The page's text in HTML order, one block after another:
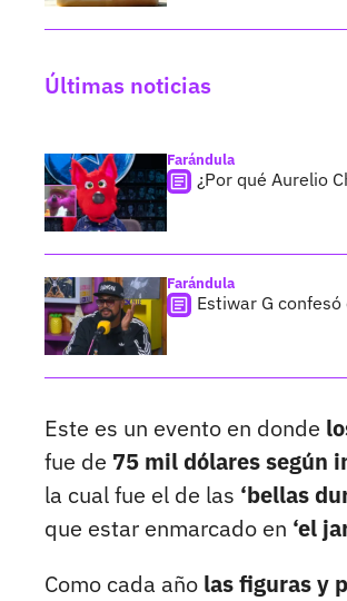
Últimas noticias
Farándula
¿Por qué Aurelio
Farándula
Estiwar G
Este es un evento en donde
fue de 75 mil dólares según
la cual fue el de las ‘bellas
que estar enmarcado en ‘el
Como cada año las figuras y